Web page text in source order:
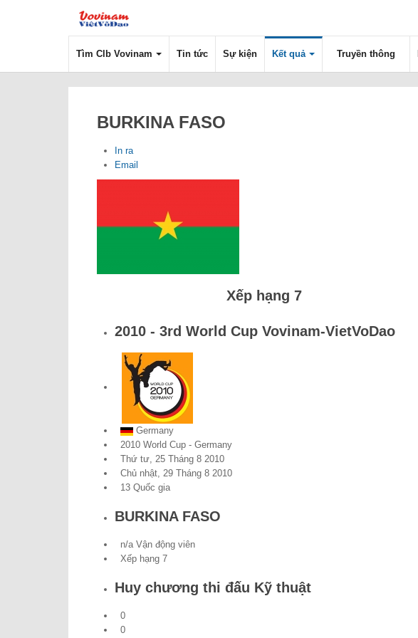
Tìm Clb Vovinam Tin tức Sự kiện Kết quả Truyền thông
BURKINA FASO
In ra
Email
Xếp hạng 7
2010 - 3rd World Cup Vovinam-VietVoDao
Germany
2010 World Cup - Germany
Thứ tư, 25 Tháng 8 2010
Chủ nhật, 29 Tháng 8 2010
13 Quốc gia
BURKINA FASO
n/a Vận động viên
Xếp hạng 7
Huy chương thi đấu Kỹ thuật
0
0